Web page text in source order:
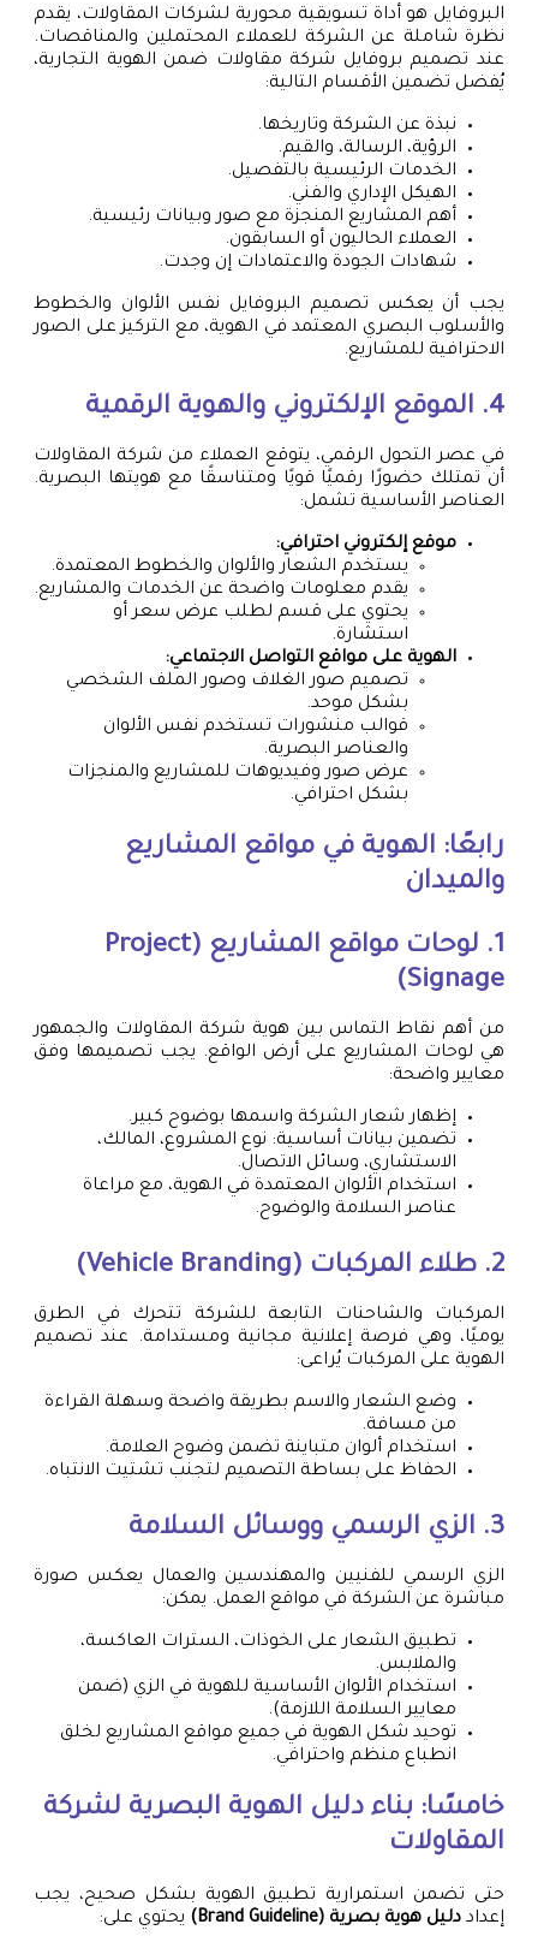
البروفايل هو أداة تسويقية محورية لشركات المقاولات، يقدم
نظرة شاملة عن الشركة للعملاء المحتملين والمناقصات.
عند تصميم بروفايل شركة مقاولات ضمن الهوية التجارية،
يُفضل تضمين الأقسام التالية:
نبذة عن الشركة وتاريخها.
الرؤية، الرسالة، والقيم.
الخدمات الرئيسية بالتفصيل.
الهيكل الإداري والفني.
أهم المشاريع المنجزة مع صور وبيانات رئيسية.
العملاء الحاليون أو السابقون.
شهادات الجودة والاعتمادات إن وجدت.
يجب أن يعكس تصميم البروفايل نفس الألوان والخطوط
والأسلوب البصري المعتمد في الهوية، مع التركيز على الصور
الاحترافية للمشاريع.
4. الموقع الإلكتروني والهوية الرقمية
في عصر التحول الرقمي، يتوقع العملاء من شركة المقاولات
أن تمتلك حضورًا رقميًا قويًا ومتناسقًا مع هويتها البصرية.
العناصر الأساسية تشمل:
موقع إلكتروني احترافي:
يستخدم الشعار والألوان والخطوط المعتمدة.
يقدم معلومات واضحة عن الخدمات والمشاريع.
يحتوي على قسم لطلب عرض سعر أو
استشارة.
الهوية على مواقع التواصل الاجتماعي:
تصميم صور الغلاف وصور الملف الشخصي
بشكل موحد.
قوالب منشورات تستخدم نفس الألوان
والعناصر البصرية.
عرض صور وفيديوهات للمشاريع والمنجزات
بشكل احترافي.
رابعًا: الهوية في مواقع المشاريع
والميدان
1. لوحات مواقع المشاريع (Project
Signage)
من أهم نقاط التماس بين هوية شركة المقاولات والجمهور
هي لوحات المشاريع على أرض الواقع. يجب تصميمها وفق
معايير واضحة:
إظهار شعار الشركة واسمها بوضوح كبير.
تضمين بيانات أساسية: نوع المشروع، المالك،
الاستشاري، وسائل الاتصال.
استخدام الألوان المعتمدة في الهوية، مع مراعاة
عناصر السلامة والوضوح.
2. طلاء المركبات (Vehicle Branding)
المركبات والشاحنات التابعة للشركة تتحرك في الطرق
يوميًا، وهي فرصة إعلانية مجانية ومستدامة. عند تصميم
الهوية على المركبات يُراعى:
وضع الشعار والاسم بطريقة واضحة وسهلة القراءة
من مسافة.
استخدام ألوان متباينة تضمن وضوح العلامة.
الحفاظ على بساطة التصميم لتجنب تشتيت الانتباه.
3. الزي الرسمي ووسائل السلامة
الزي الرسمي للفنيين والمهندسين والعمال يعكس صورة
مباشرة عن الشركة في مواقع العمل. يمكن:
تطبيق الشعار على الخوذات، السترات العاكسة،
والملابس.
استخدام الألوان الأساسية للهوية في الزي (ضمن
معايير السلامة اللازمة).
توحيد شكل الهوية في جميع مواقع المشاريع لخلق
انطباع منظم واحترافي.
خامسًا: بناء دليل الهوية البصرية لشركة
المقاولات
حتى تضمن استمرارية تطبيق الهوية بشكل صحيح، يجب
إعداد دليل هوية بصرية (Brand Guideline) يحتوي على: